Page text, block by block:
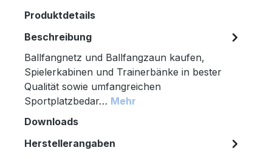
Produktdetails
Beschreibung
Ballfangnetz und Ballfangzaun kaufen,
Spielerkabinen und Trainerbänke in bester
Qualität sowie umfangreichen
Sportplatzbedar… Mehr
Downloads
Herstellerangaben